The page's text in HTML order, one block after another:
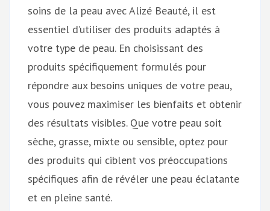
soins de la peau avec Alizé Beauté, il est
essentiel d’utiliser des produits adaptés à
votre type de peau. En choisissant des
produits spécifiquement formulés pour
répondre aux besoins uniques de votre peau,
vous pouvez maximiser les bienfaits et obtenir
des résultats visibles. Que votre peau soit
sèche, grasse, mixte ou sensible, optez pour
des produits qui ciblent vos préoccupations
spécifiques afin de révéler une peau éclatante
et en pleine santé.